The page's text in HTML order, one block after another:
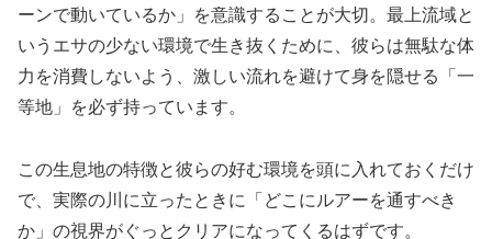
ーンで動いているか」を意識することが大切。最上流域と
いうエサの少ない環境で生き抜くために、彼らは無駄な体
力を消費しないよう、激しい流れを避けて身を隠せる「一
等地」を必ず持っています。
この生息地の特徴と彼らの好む環境を頭に入れておくだけ
で、実際の川に立ったときに「どこにルアーを通すべき
か」の視界がぐっとクリアになってくるはずです。